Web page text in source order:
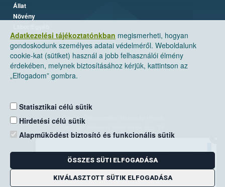
Adatkezelési tájékoztatónkban megismerheti, hogyan
gondoskodunk személyes adatai védelméről. Weboldalunk
cookie-kat (sütiket) használ a jobb felhasználói élmény
érdekében, melynek biztosításához kérjük, kattintson az
„Elfogadom” gombra.
Statisztikai célú sütik
Hirdetési célú sütik
Alapműködést biztosító és funkcionális sütik
ÖSSZES SÜTI ELFOGADÁSA
KIVÁLASZTOTT SÜTIK ELFOGADÁSA
Állat
Növény
Nemzeti Élelmiszerlánc-biztonsági Hivatal
Levelezési cím: 1525 Budapest. Pf. 30.
E-mail:ugyfelszolgalat@nebih.gov.hu
Zöld szám: 06-80/263-244
Telefon: 06-1/ 336-9000